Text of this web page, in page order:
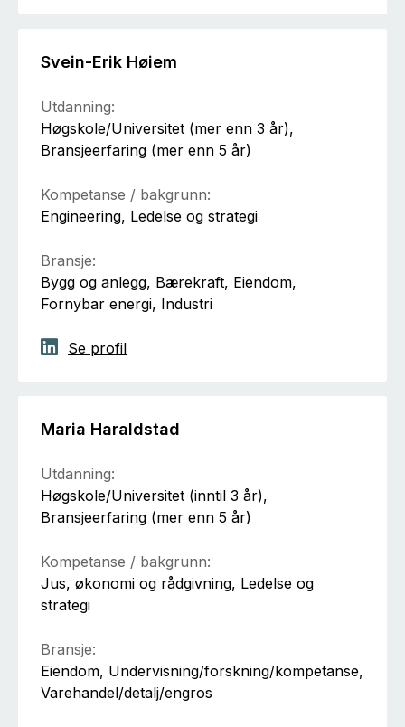
Svein-Erik Høiem
Utdanning:
Høgskole/Universitet (mer enn 3 år),
Bransjeerfaring (mer enn 5 år)
Kompetanse / bakgrunn:
Engineering, Ledelse og strategi
Bransje:
Bygg og anlegg, Bærekraft, Eiendom,
Fornybar energi, Industri
Se profil
Maria Haraldstad
Utdanning:
Høgskole/Universitet (inntil 3 år),
Bransjeerfaring (mer enn 5 år)
Kompetanse / bakgrunn:
Jus, økonomi og rådgivning, Ledelse og
strategi
Bransje:
Eiendom, Undervisning/forskning/kompetanse,
Varehandel/detalj/engros